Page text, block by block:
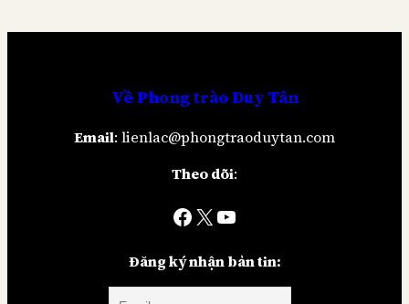
Về Phong trào Duy Tân
Email: lienlac@phongtraoduytan.com
Theo dõi:
Facebook X YouTube
Đăng ký nhận bản tin: